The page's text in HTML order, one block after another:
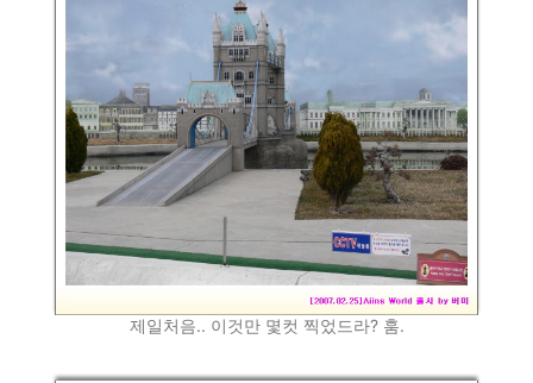
제일처음.. 이것만 몇컷 찍었드라? 훔.